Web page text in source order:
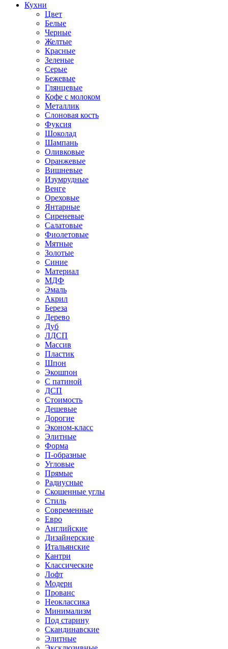
Кухни
Цвет
Белые
Черные
Желтые
Красные
Зеленые
Серые
Бежевые
Глянцевые
Кофе с молоком
Металлик
Слоновая кость
Фуксия
Шоколад
Шампань
Оливковые
Оранжевые
Вишневые
Изумрудные
Венге
Ореховые
Янтарные
Сиреневые
Салатовые
Фиолетовые
Мятные
Золотые
Синие
Материал
МДФ
Эмаль
Акрил
Береза
Дерево
Дуб
ЛДСП
Массив
Пластик
Шпон
Экошпон
С патиной
ДСП
Стоимость
Дешевые
Дорогие
Эконом-класс
Элитные
Форма
П-образные
Угловые
Прямые
Радиусные
Скошенные углы
Стиль
Современные
Евро
Английские
Дизайнерские
Итальянские
Кантри
Классические
Лофт
Модерн
Прованс
Неоклассика
Минимализм
Под старину
Скандинавские
Элитные